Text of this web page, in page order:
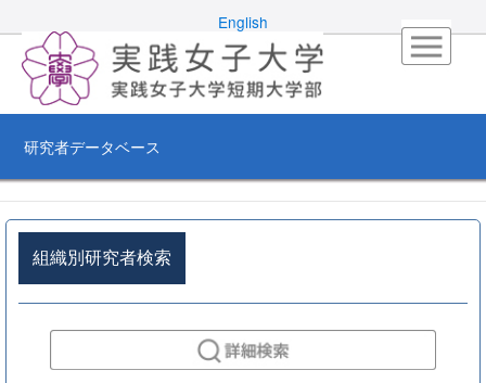
English
研究者データベース
組織別研究者検索